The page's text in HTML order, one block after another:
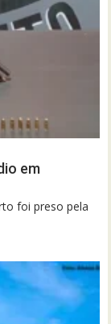
em
foi preso pela